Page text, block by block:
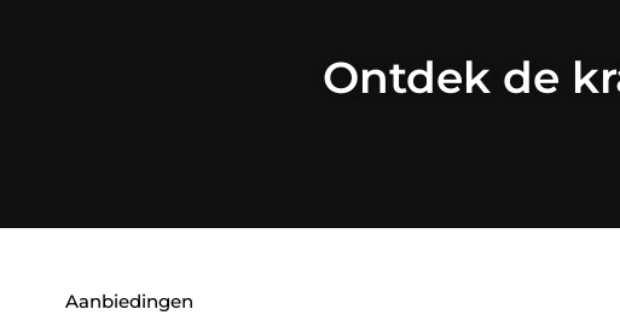
Ontdek de
Aanbiedingen